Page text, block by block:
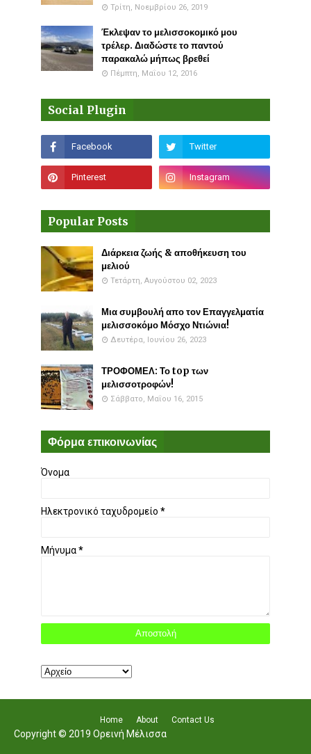
Τρίτη, Νοεμβρίου 26, 2019
Έκλεψαν το μελισσοκομικό μου
τρέλερ. Διαδώστε το παντού
παρακαλώ μήπως βρεθεί
Πέμπτη, Μαΐου 12, 2016
Social Plugin
Popular Posts
Διάρκεια ζωής & αποθήκευση του
μελιού
Τετάρτη, Αυγούστου 02, 2023
Μια συμβουλή απο τον Επαγγελματία
μελισσοκόμο Μόσχο Ντιώνια!
Δευτέρα, Ιουνίου 26, 2023
ΤΡΟΦΟΜΕΛ: Το top των
μελισσοτροφών!
Σάββατο, Μαΐου 16, 2015
Φόρμα επικοινωνίας
Όνομα
Ηλεκτρονικό ταχυδρομείο *
Μήνυμα*
Home About Contact Us
Copyright © 2019 Ορεινή Μέλισσα